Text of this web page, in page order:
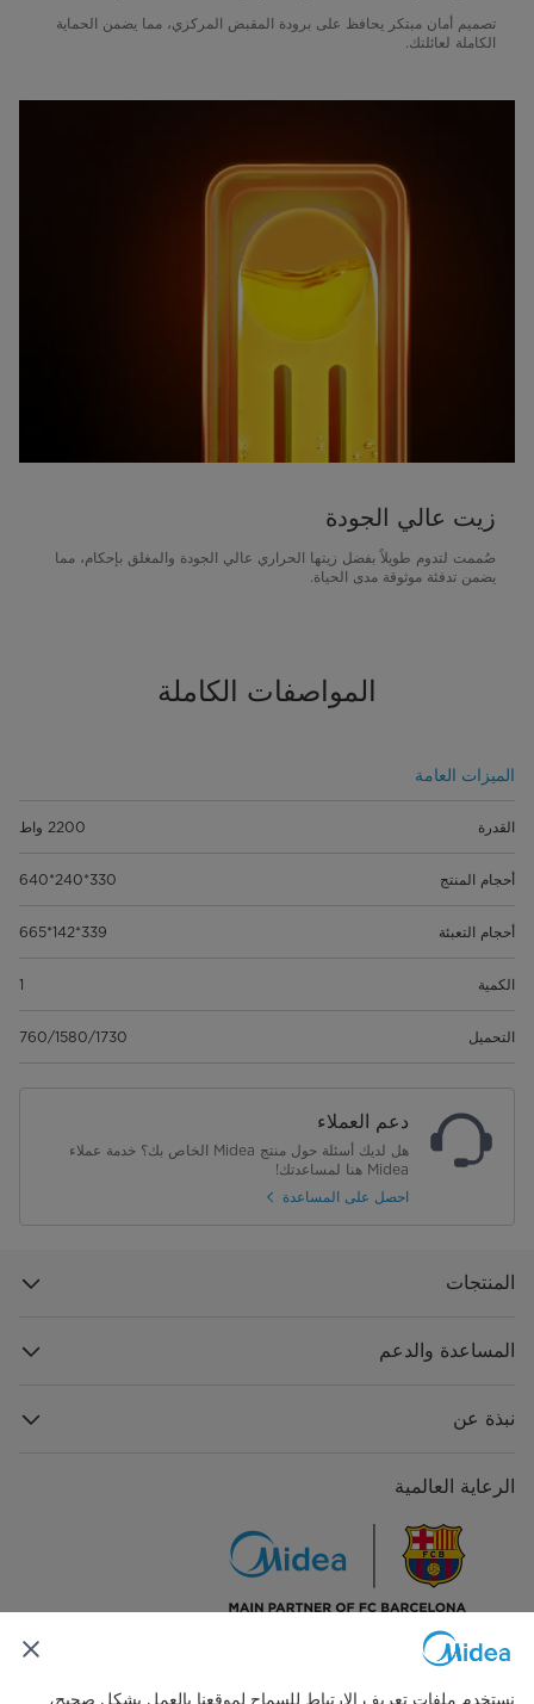
تصميم أمان مبتكر يحافظ على برودة المقبض المركزي، مما يضمن الحماية
الكاملة لعائلتك.
زيت عالي الجودة
صُممت لتدوم طويلاً بفضل زيتها الحراري عالي الجودة والمغلق بإحكام، مما
يضمن تدفئة موثوقة مدى الحياة.
المواصفات الكاملة
الميزات العامة
القدرة 2200 واط
أحجام المنتج 330*240*640
أحجام التعبئة 339*142*665
الكمية 1
التحميل 760/1580/1730
دعم العملاء
هل لديك أسئلة حول منتج Midea الخاص بك؟ خدمة عملاء
Midea هنا لمساعدتك!
احصل على المساعدة
المنتجات
المساعدة والدعم
نبذة عن
الرعاية العالمية
نستخدم ملفات تعريف الارتباط للسماح لموقعنا بالعمل بشكل صحيح،